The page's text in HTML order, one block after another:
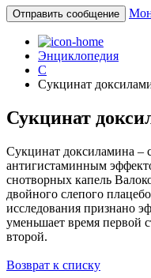
Отправить сообщение
Энциклопедия
С
Сукцинат
Сукцинат
Сукцинат доксиламина –
антигистаминным
снотворных капель
двойного слепого
исследования признано
уменьшает время первой
второй.
Возврат к списку